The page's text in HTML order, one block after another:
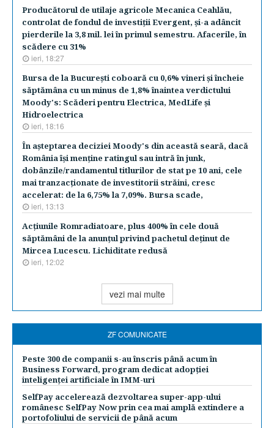
Producătorul de utilaje agricole Mecanica Ceahlău,
controlat de fondul de investiţii Evergent, şi-a adâncit
pierderile la 3,8 mil. lei în primul semestru. Afacerile, în
scădere cu 31%
ieri, 18:27
Bursa de la Bucureşti coboară cu 0,6% vineri şi încheie
săptămâna cu un minus de 1,8% înaintea verdictului
Moody's: Scăderi pentru Electrica, MedLife şi
Hidroelectrica
ieri, 18:16
În aşteptarea deciziei Moody's din această seară, dacă
România îşi menţine ratingul sau intră în junk,
dobânzile/randamentul titlurilor de stat pe 10 ani, cele
mai tranzacţionate de investitorii străini, cresc
accelerat: de la 6,75% la 7,09%. Bursa scade,
ieri, 13:13
Acţiunile Romradiatoare, plus 400% în cele două
săptămâni de la anunţul privind pachetul deţinut de
Mircea Lucescu. Lichiditate redusă
ieri, 12:02
vezi mai multe
ZF COMUNICATE
Peste 300 de companii s-au înscris până acum în
Business Forward, program dedicat adopției
inteligenței artificiale în IMM-uri
SelfPay accelerează dezvoltarea super-app-ului
românesc SelfPay Now prin cea mai amplă extindere a
portofoliului de servicii de până acum